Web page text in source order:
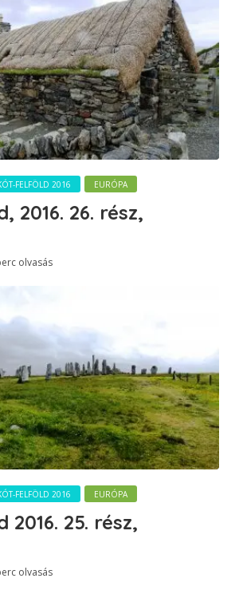
FELFÖLD 2016 EURÓPA
2016. 26. rész,
olvasás
FELFÖLD 2016 EURÓPA
25. rész,
olvasás